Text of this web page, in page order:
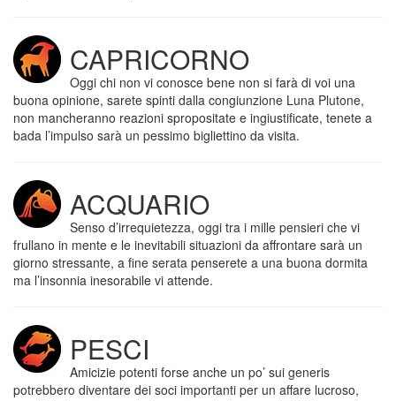
CAPRICORNO
Oggi chi non vi conosce bene non si farà di voi una
buona opinione, sarete spinti dalla congiunzione Luna Plutone,
non mancheranno reazioni spropositate e ingiustificate, tenete a
bada l’impulso sarà un pessimo bigliettino da visita.
ACQUARIO
Senso d’irrequietezza, oggi tra i mille pensieri che vi
frullano in mente e le inevitabili situazioni da affrontare sarà un
giorno stressante, a fine serata penserete a una buona dormita
ma l’insonnia inesorabile vi attende.
PESCI
Amicizie potenti forse anche un po’ sui generis
potrebbero diventare dei soci importanti per un affare lucroso,